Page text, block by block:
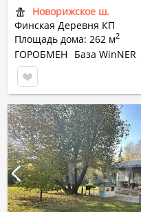
Новорижское ш.
Финская Деревня КП
Площадь дома: 262 м2
ГОРОБМЕН
База WinNER